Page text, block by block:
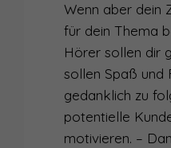
Wenn aber dein
für dein Thema
Hörer sollen dir
sollen Spaß und
gedanklich zu
potentielle
motivieren. –